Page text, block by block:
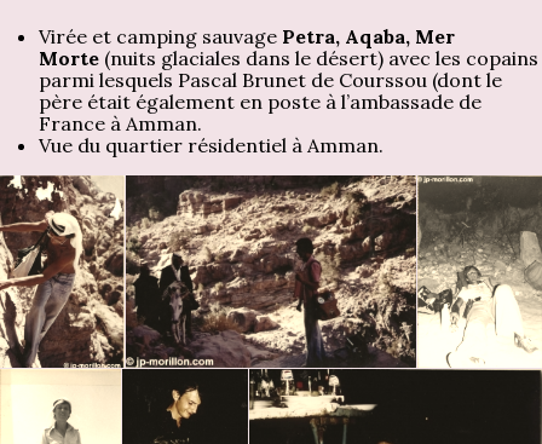
Virée et camping sauvage Petra, Aqaba, Mer
Morte (nuits glaciales dans le désert) avec les copains
parmi lesquels Pascal Brunet de Courssou (dont le
père était également en poste à l’ambassade de
France à Amman.
Vue du quartier résidentiel à Amman.